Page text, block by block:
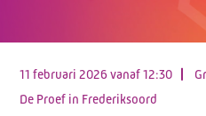
11 februari 2026 vanaf 12:30
De Proef in Frederiksoord